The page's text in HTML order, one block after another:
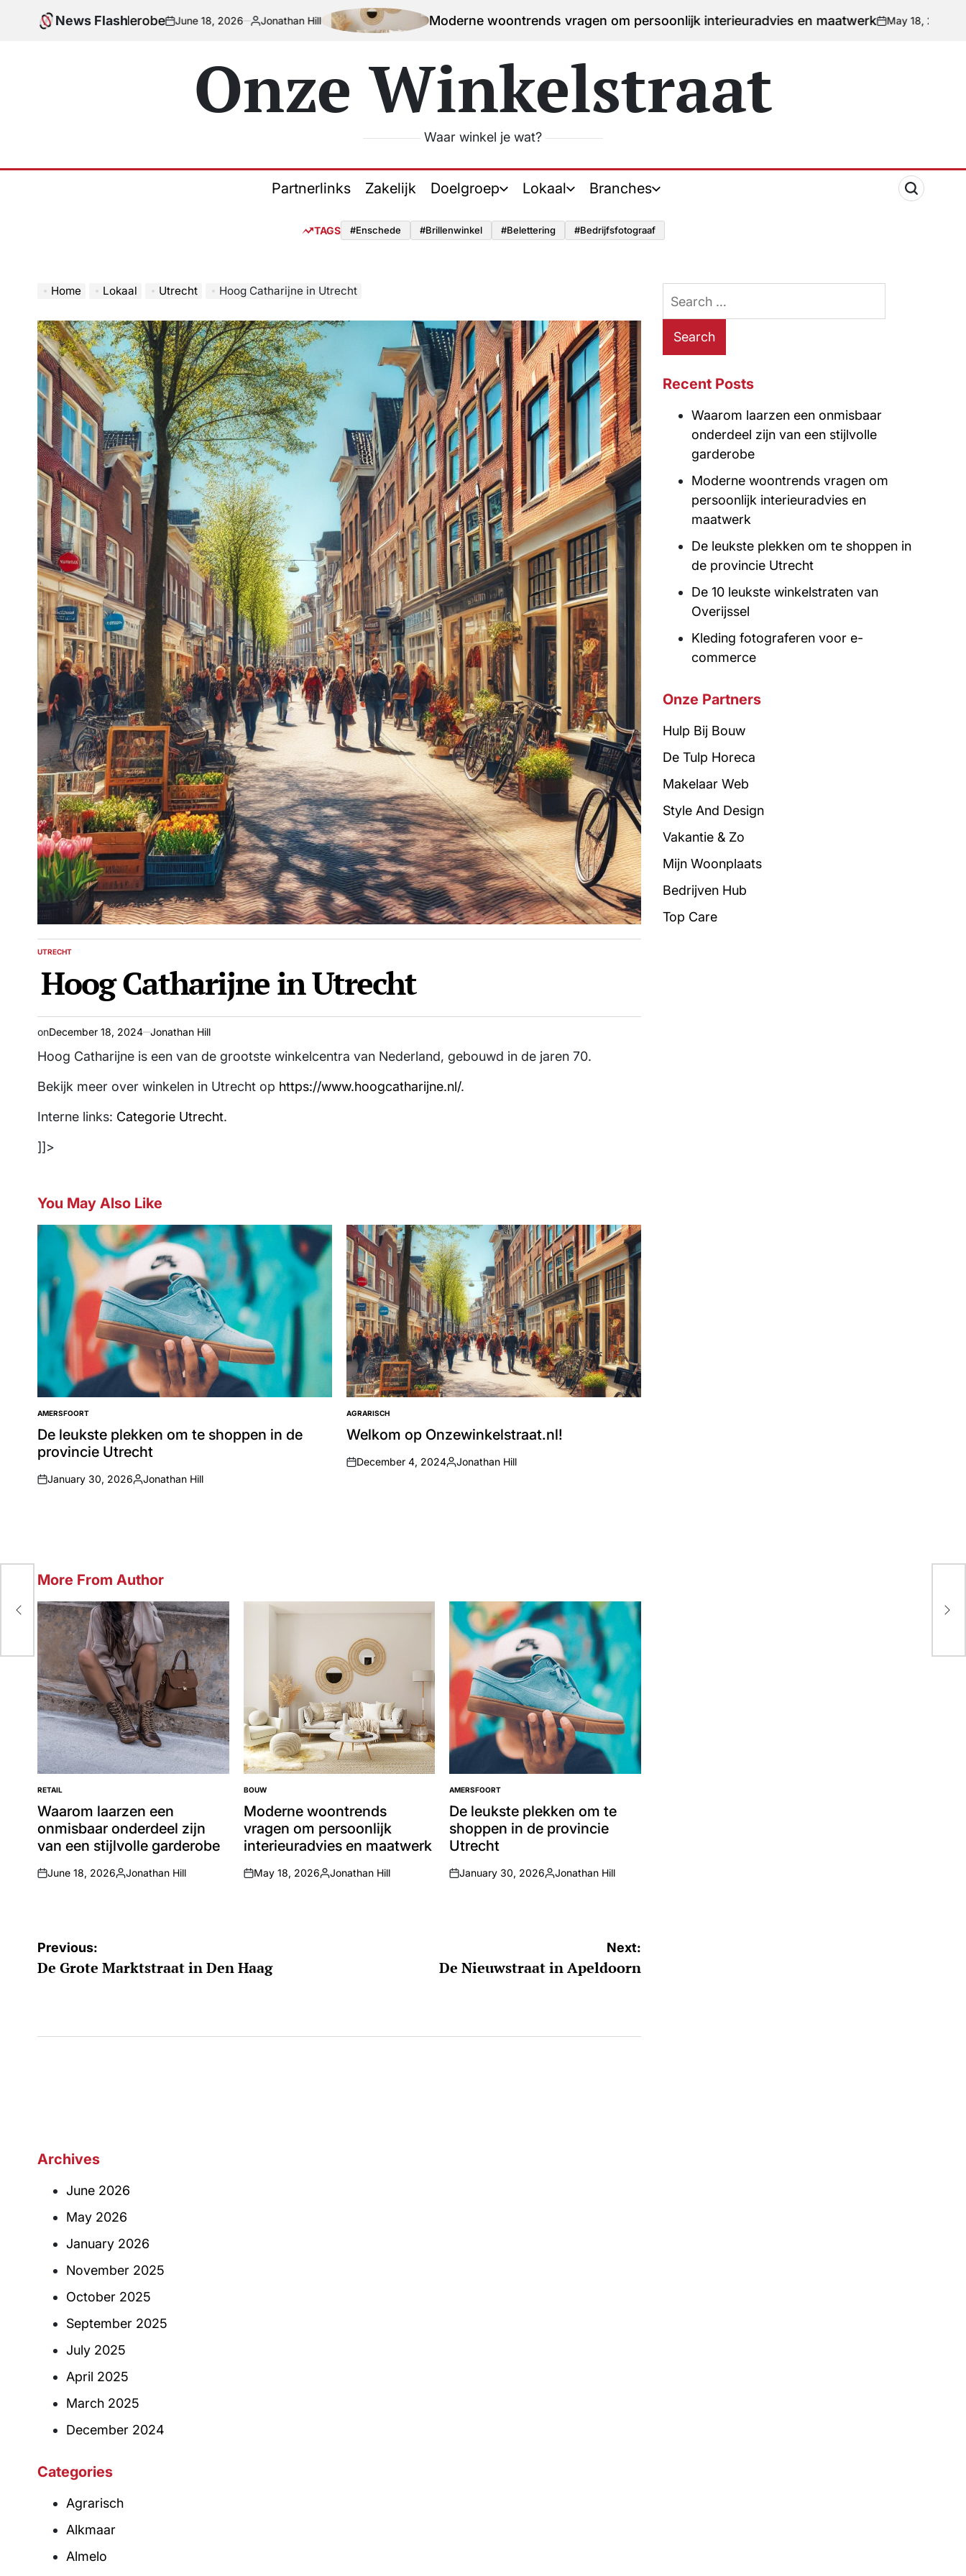
News Flash
garderobeon
June 18, 2026
Posted
Jonathan Hill Moderne woontrends vragen om persoonlijk interieuradvies en maatwerkon
May 18, 2026
Posted
Jonathan Hill
Onze Winkelstraat
Waar winkel je wat?
Partnerlinks Zakelijk Doelgroep Lokaal Branches
TAGS #enschede #brillenwinkel #belettering #bedrijfsfotograaf
Home Lokaal Utrecht Hoog Catharijne in Utrecht
POSTED
UTRECHT
Hoog Catharijne in Utrecht
onDecember 18, 2024 Jonathan Hill
Hoog Catharijne is een van de grootste winkelcentra van Nederland, gebouwd in de jaren 70.
Bekijk meer over winkelen in Utrecht op https://www.hoogcatharijne.nl/.
Interne links: Categorie Utrecht.
]]>
You May Also Like
POSTED
IN
AMERSFOORT
De leukste plekken om te shoppen in de
provincie Utrecht
on
January 30, 2026
Posted
Jonathan Hill
POSTED
IN
AGRARISCH
Welkom op Onzewinkelstraat.nl!
on
December 4, 2024
Posted
Jonathan Hill
More From Author
POSTED
IN
RETAIL
Waarom laarzen een
onmisbaar onderdeel zijn
van een stijlvolle garderobe
on
June 18, 2026
Posted
Jonathan Hill
POSTED
IN
BOUW
Moderne woontrends
vragen om persoonlijk
interieuradvies en maatwerk
on
May 18, 2026
Posted
Jonathan Hill
POSTED
IN
AMERSFOORT
De leukste plekken om te
shoppen in de provincie
Utrecht
on
January 30, 2026
Posted
Jonathan Hill
Post
navigation
Previous:
De Grote Marktstraat in Den Haag
Next:
De Nieuwstraat in Apeldoorn
for:
Recent Posts
Waarom laarzen een onmisbaar
onderdeel zijn van een stijlvolle
garderobe
Moderne woontrends vragen om
persoonlijk interieuradvies en
maatwerk
De leukste plekken om te shoppen in
de provincie Utrecht
De 10 leukste winkelstraten van
Overijssel
Kleding fotograferen voor e-
commerce
Onze Partners
Hulp Bij Bouw
De Tulp Horeca
Makelaar Web
Style And Design
Vakantie & Zo
Mijn Woonplaats
Bedrijven Hub
Top Care
Archives
June 2026
May 2026
January 2026
November 2025
October 2025
September 2025
July 2025
April 2025
March 2025
December 2024
Categories
Agrarisch
Alkmaar
Almelo